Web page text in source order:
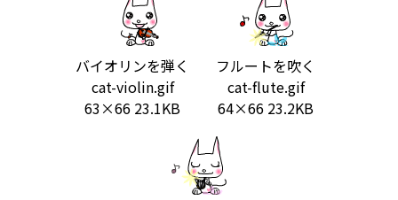
バイオリンを弾く
cat-violin.gif
63×66 23.1KB
フルートを吹く
cat-flute.gif
64×66 23.2KB